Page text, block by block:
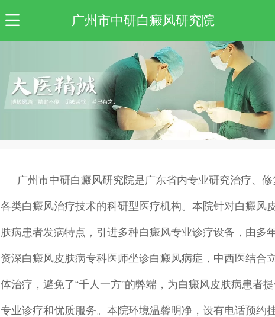
广州市中研白癜风研究院
广州市中研白癜风研究院是广东省内专业研究治疗、修
各类白癜风治疗技术的科研型医疗机构。本院针对白癜风
肤病患者发病特点，引进多种白癜风专业诊疗设备，由多
资深白癜风皮肤病专科医师坐诊白癜风病症，中西医结合
体治疗，避免了“千人一方”的弊端，为白癜风皮肤病患者
专业诊疗和优质服务。本院环境温馨明净，设有电话预约